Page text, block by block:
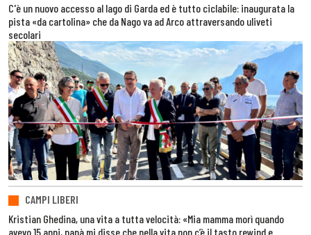
C'è un nuovo accesso al lago di Garda ed è tutto ciclabile: inaugurata la
pista «da cartolina» che da Nago va ad Arco attraversando uliveti
secolari
CAMPI LIBERI
Kristian Ghedina, una vita a tutta velocità: «Mia mamma morì quando
avevo 15 anni, papà mi disse che nella vita non c’è il tasto rewind e